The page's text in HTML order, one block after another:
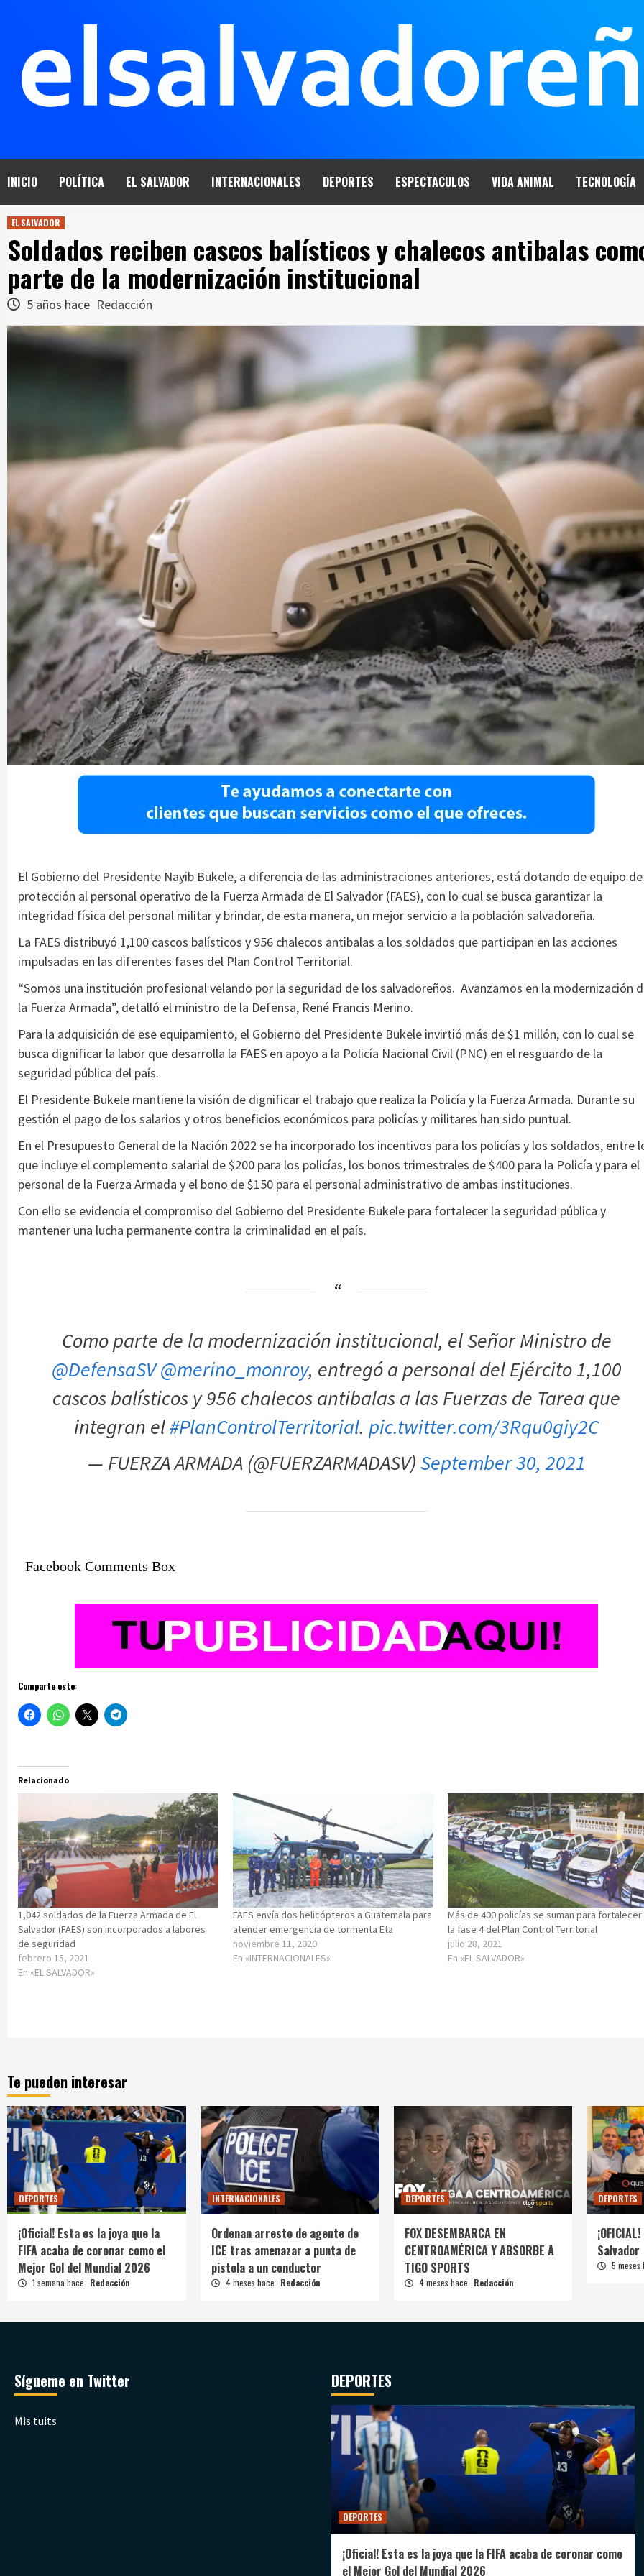
INICIO POLÍTICA EL SALVADOR INTERNACIONALES DEPORTES ESPECTACULOS VIDA ANIMAL TECNOLOGÍA
EL SALVADOR
Soldados reciben cascos balísticos y chalecos antibalas
parte de la modernización institucional
5 años hace Redacción
El Gobierno del Presidente Nayib Bukele, a diferencia de las administraciones anteriores, está dotando de equipo de
protección al personal operativo de la Fuerza Armada de El Salvador (FAES), con lo cual se busca garantizar la
integridad física del personal militar y brindar, de esta manera, un mejor servicio a la población salvadoreña.
La FAES distribuyó 1,100 cascos balísticos y 956 chalecos antibalas a los soldados que participan en las acciones
impulsadas en las diferentes fases del Plan Control Territorial.
“Somos una institución profesional velando por la seguridad de los salvadoreños. Avanzamos en la modernización
la Fuerza Armada”, detalló el ministro de la Defensa, René Francis Merino.
Para la adquisición de ese equipamiento, el Gobierno del Presidente Bukele invirtió más de $1 millón, con lo cual se
busca dignificar la labor que desarrolla la FAES en apoyo a la Policía Nacional Civil (PNC) en el resguardo de la
seguridad pública del país.
El Presidente Bukele mantiene la visión de dignificar el trabajo que realiza la Policía y la Fuerza Armada. Durante su
gestión el pago de los salarios y otros beneficios económicos para policías y militares han sido puntual.
En el Presupuesto General de la Nación 2022 se ha incorporado los incentivos para los policías y los soldados, entre
que incluye el complemento salarial de $200 para los policías, los bonos trimestrales de $400 para la Policía y para el
personal de la Fuerza Armada y el bono de $150 para el personal administrativo de ambas instituciones.
Con ello se evidencia el compromiso del Gobierno del Presidente Bukele para fortalecer la seguridad pública y
mantener una lucha permanente contra la criminalidad en el país.
Como parte de la modernización institucional, el Señor Ministro de
@DefensaSV@merino_monroy, entregó a personal del Ejército 1,100
cascos balísticos y 956 chalecos antibalas a las Fuerzas de Tarea que
integran el#PlanControlTerritorial. pic.twitter.com/3Rqu0giy2C
— FUERZA ARMADA (@FUERZARMADASV)September 30, 2021
Facebook Comments Box
Comparte esto:
Relacionado
1,042 soldados de la Fuerza Armada de El
Salvador (FAES) son incorporados a labores
de seguridad
febrero 15, 2021
En «EL SALVADOR»
FAES envía dos helicópteros a Guatemala para
atender emergencia de tormenta Eta
noviembre 11, 2020
En «INTERNACIONALES»
Más de 400 policías se suman para fortalecer
la fase 4 del Plan Control Territorial
julio 28, 2021
En «EL SALVADOR»
Te pueden interesar
DEPORTES
¡Oficial! Esta es la joya que la
FIFA acaba de coronar como el
Mejor Gol del Mundial 2026
1 semana hace Redacción
INTERNACIONALES
Ordenan arresto de agente de
ICE tras amenazar a punta de
pistola a un conductor
4 meses hace Redacción
DEPORTES
FOX DESEMBARCA EN
CENTROAMÉRICA Y ABSORBE A
TIGO SPORTS
4 meses hace Redacción
DEPORTES
Salvador
5 meses
Sígueme en Twitter
Mis tuits
DEPORTES
DEPORTES
¡Oficial! Esta es la joya que la FIFA acaba de coronar como
el Mejor Gol del Mundial 2026